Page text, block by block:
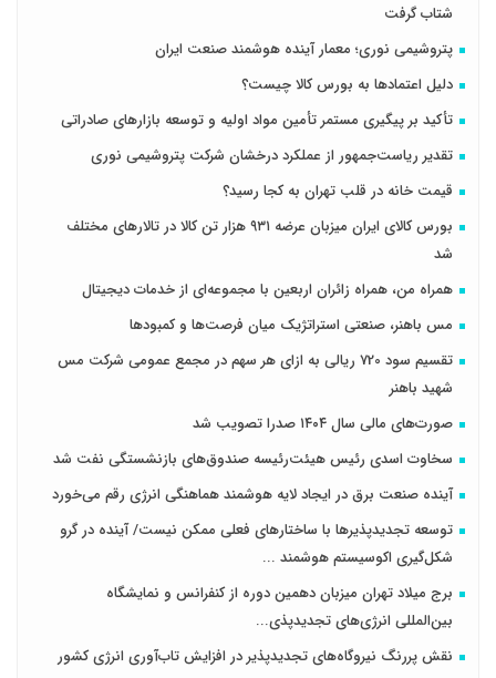
شتاب گرفت
پتروشیمی نوری؛ معمار آینده هوشمند صنعت ایران
دلیل اعتمادها به بورس کالا چیست؟
تأکید بر پیگیری مستمر تأمین مواد اولیه و توسعه بازارهای صادراتی
تقدیر ریاست‌جمهور از عملکرد درخشان شرکت پتروشیمی نوری
قیمت خانه در قلب تهران به کجا رسید؟
بورس کالای ایران میزبان عرضه ۹۳۱ هزار تن کالا در تالارهای مختلف
شد
همراه من، همراه زائران اربعین با مجموعه‌ای از خدمات دیجیتال
مس باهنر، صنعتی استراتژیک میان فرصت‌ها و کمبودها
تقسیم سود 720 ریالی به ازای هر سهم در مجمع عمومی شرکت مس
شهید باهنر
صورت‌های مالی سال ۱۴۰۴ صدرا تصویب شد
سخاوت اسدی رئیس هیئت‌رئیسه صندوق‌های بازنشستگی نفت شد
آینده صنعت برق در ایجاد لایه هوشمند هماهنگی انرژی رقم می‌خورد
توسعه تجدیدپذیرها با ساختارهای فعلی ممکن نیست/ آینده در گرو
شکل‌گیری اکوسیستم هوشمند ...
برج میلاد تهران میزبان دهمین دوره از کنفرانس و نمایشگاه
بین‌المللی انرژی‌های تجدیدپذی...
نقش پررنگ نیروگاه‌های تجدیدپذیر در افزایش تاب‌آوری انرژی کشور